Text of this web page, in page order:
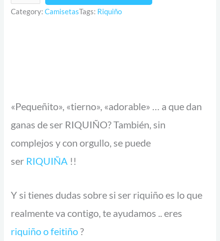
Category:CamisetasTags: Riquiño
«Pequeñito», «tierno», «adorable» … a que dan
ganas de ser RIQUIÑO? También, sin
complejos y con orgullo, se puede
ser RIQUIÑA !!
Y si tienes dudas sobre si ser riquiño es lo que
realmente va contigo, te ayudamos .. eres
riquiño o feitiño?